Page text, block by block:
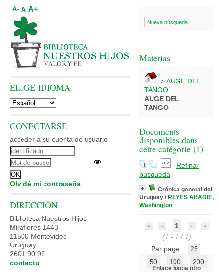
Nueva búsqueda
Materias
>AUGE DEL
TANGO
AUGE DEL
TANGO
Documents
disponibles dans
cette catégorie (1)
Refinar
búsqueda
Crónica general del
Uruguay / REYES ABADIE,
Washington
1
(1 - 1 / 1)
Par page :
25
50
100 200
Enlace hacia otro
A- A A+
ELIGE IDIOMA
CONECTARSE
acceder a su cuenta de usuario
Olvidé mi contraseña
DIRECCIÓN
Biblioteca Nuestros Hijos
Miraflores 1443
11500 Montevideo
Uruguay
2601 90 99
contacto